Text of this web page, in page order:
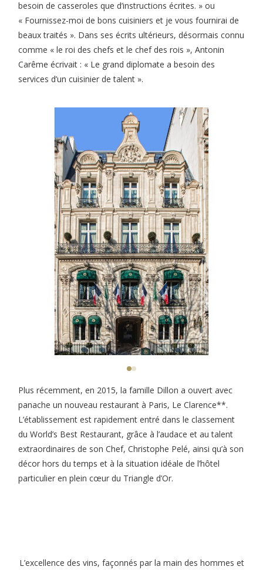
besoin de casseroles que d’instructions écrites. » ou
« Fournissez-moi de bons cuisiniers et je vous fournirai de
beaux traités ». Dans ses écrits ultérieurs, désormais connu
comme « le roi des chefs et le chef des rois », Antonin
Carême écrivait : « Le grand diplomate a besoin des
services d’un cuisinier de talent ».
Plus récemment, en 2015, la famille Dillon a ouvert avec
panache un nouveau restaurant à Paris, Le Clarence**.
L’établissement est rapidement entré dans le classement
du World’s Best Restaurant, grâce à l’audace et au talent
extraordinaires de son Chef, Christophe Pelé, ainsi qu’à son
décor hors du temps et à la situation idéale de l’hôtel
particulier en plein cœur du Triangle d’Or.
L’excellence des vins, façonnés par la main des hommes et